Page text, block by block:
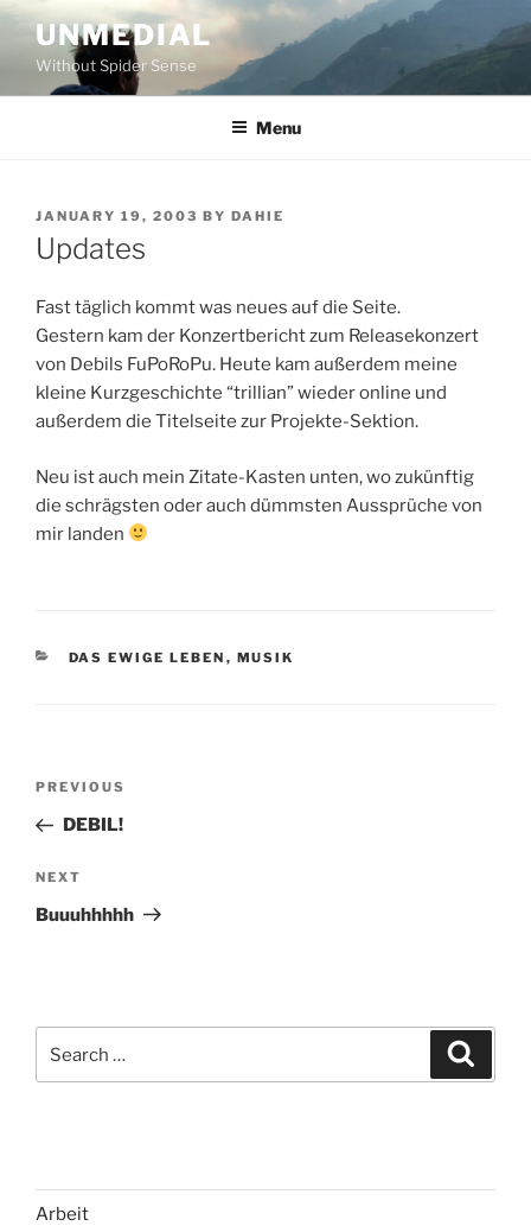
Skip
content
UNMEDIAL
Without Spider Sense
Menu
POSTED
ON
JANUARY 19, 2003 BY DAHIE
Updates
Fast täglich kommt was neues auf die Seite.
Gestern kam der Konzertbericht zum Releasekonzert
von Debils FuPoRoPu. Heute kam außerdem meine
kleine Kurzgeschichte “trillian” wieder online und
außerdem die Titelseite zur Projekte-Sektion.
Neu ist auch mein Zitate-Kasten unten, wo zukünftig
die schrägsten oder auch dümmsten Aussprüche von
mir landen
CATEGORIES
DAS EWIGE LEBEN , MUSIK
Previous
Post
PREVIOUS
DEBIL!
Next
Post
NEXT
Buuuhhhhh
for:
Arbeit